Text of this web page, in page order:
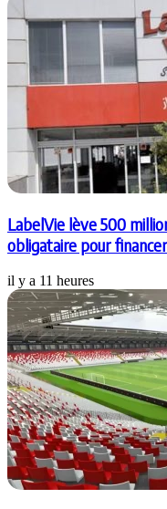
LabelVie lève 500
obligataire pour
il y a 11 heures